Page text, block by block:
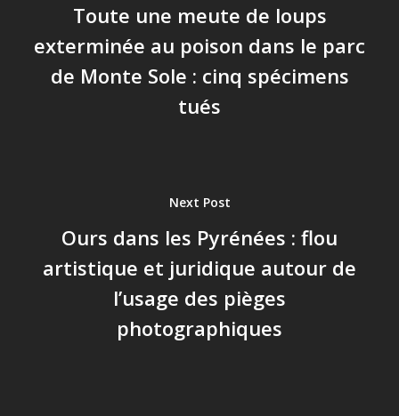
Toute une meute de loups
exterminée au poison dans le parc
de Monte Sole : cinq spécimens
tués
Next Post
Ours dans les Pyrénées : flou
artistique et juridique autour de
l’usage des pièges
photographiques